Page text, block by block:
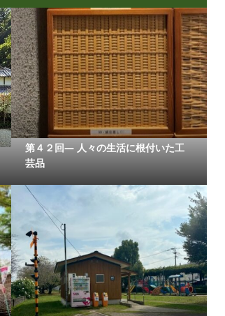
第４２回― 人々の生活に根付いた工
芸品